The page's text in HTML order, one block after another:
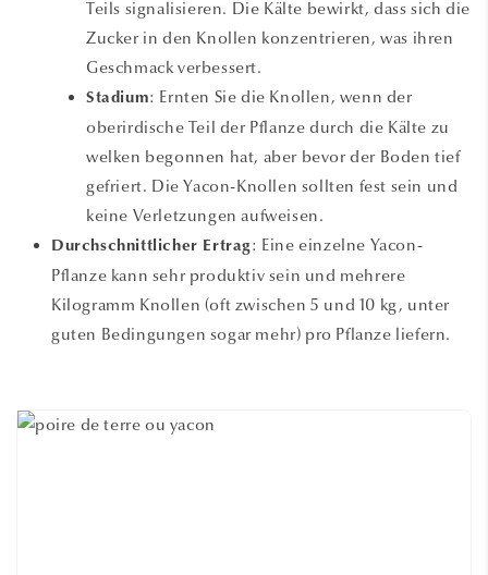
Teils signalisieren. Die Kälte bewirkt, dass sich die
Zucker in den Knollen konzentrieren, was ihren
Geschmack verbessert.
Stadium: Ernten Sie die Knollen, wenn der
oberirdische Teil der Pflanze durch die Kälte zu
welken begonnen hat, aber bevor der Boden tief
gefriert. Die Yacon-Knollen sollten fest sein und
keine Verletzungen aufweisen.
Durchschnittlicher Ertrag: Eine einzelne Yacon-
Pflanze kann sehr produktiv sein und mehrere
Kilogramm Knollen (oft zwischen 5 und 10 kg, unter
guten Bedingungen sogar mehr) pro Pflanze liefern.